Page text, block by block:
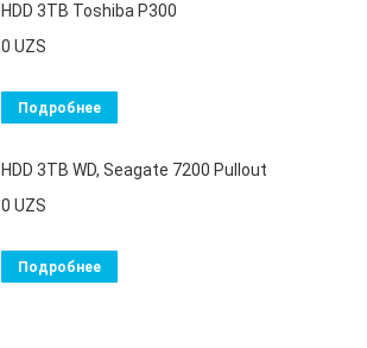
HDD 3TB Toshiba P300
0 UZS
Подробнее
HDD 3TB WD, Seagate 7200 Pullout
0 UZS
Подробнее